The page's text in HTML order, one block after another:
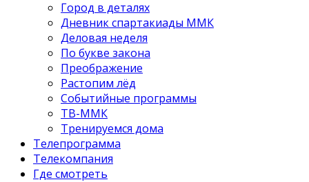
Город в деталях
Дневник спартакиады ММК
Деловая неделя
По букве закона
Преображение
Растопим лёд
Событийные программы
ТВ-ММК
Тренируемся дома
Телепрограмма
Телекомпания
Где смотреть